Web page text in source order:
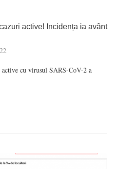
active! Incidența ia avânt
cu virusul SARS-CoV-2 a